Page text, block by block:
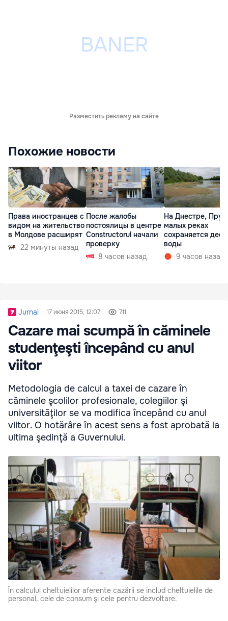
Разместить рекламу на сайте
Похожие новости
Права иностранцев с
видом на жительство
в Молдове расширят
22 минуты назад
После жалобы
постоялицы в центре
Constructorul начали
проверку
8 часов назад
На Днестре,
малых реках
сохраняется
воды
9 часов назад
Jurnal 17 июня 2015, 12:07 711
Cazare mai scumpă în căminele
studenţeşti începând cu anul
viitor
Metodologia de calcul a taxei de cazare în
căminele şcolilor profesionale, colegiilor şi
universităţilor se va modifica începând cu anul
viitor. O hotărâre în acest sens a fost aprobată la
ultima şedinţă a Guvernului.
În calculul cheltuielilor aferente cazării se includ cheltuielile de
personal, cele de consum şi cele pentru dezvoltare.